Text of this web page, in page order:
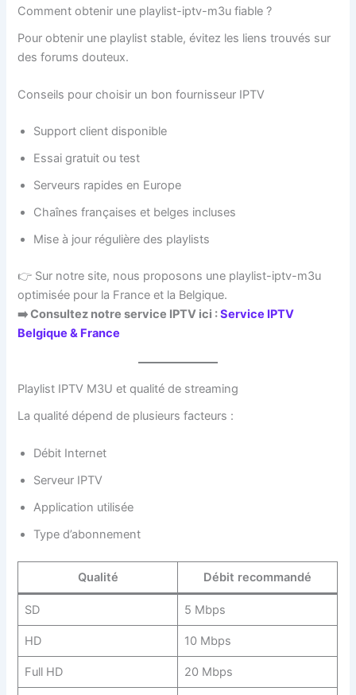
Comment obtenir une playlist-iptv-m3u fiable ?
Pour obtenir une playlist stable, évitez les liens trouvés sur
des forums douteux.
Conseils pour choisir un bon fournisseur IPTV
Support client disponible
Essai gratuit ou test
Serveurs rapides en Europe
Chaînes françaises et belges incluses
Mise à jour régulière des playlists
👉 Sur notre site, nous proposons une playlist-iptv-m3u
optimisée pour la France et la Belgique.
➡️ Consultez notre service IPTV ici :Service IPTV
Belgique & France
Playlist IPTV M3U et qualité de streaming
La qualité dépend de plusieurs facteurs :
Débit Internet
Serveur IPTV
Application utilisée
Type d’abonnement
Qualité Débit recommandé
SD 5 Mbps
HD 10 Mbps
Full HD 20 Mbps